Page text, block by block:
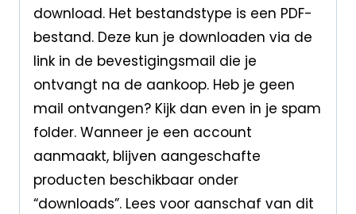
download. Het bestandstype is een PDF-
bestand. Deze kun je downloaden via de
link in de bevestigingsmail die je
ontvangt na de aankoop. Heb je geen
mail ontvangen? Kijk dan even in je spam
folder. Wanneer je een account
aanmaakt, blijven aangeschafte
producten beschikbaar onder
“downloads”. Lees voor aanschaf van dit